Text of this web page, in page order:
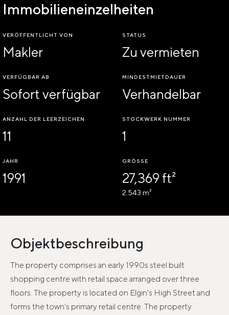
Immobilieneinzelheiten
VERÖFFENTLICHT VON
Makler
STATUS
Zu vermieten
VERFÜGBAR AB
Sofort verfügbar
MINDESTMIETDAUER
Verhandelbar
ANZAHL DER LEERZEICHEN
11
STOCKWERK NUMMER
1
JAHR
1991
GRÖSSE
27,369 ft²
2.543 m²
Objektbeschreibung
The property comprises an early 1990s steel built
shopping centre with retail space arranged over three
floors. The property is located on Elgin's High Street and
forms the town's primary retail centre. The property